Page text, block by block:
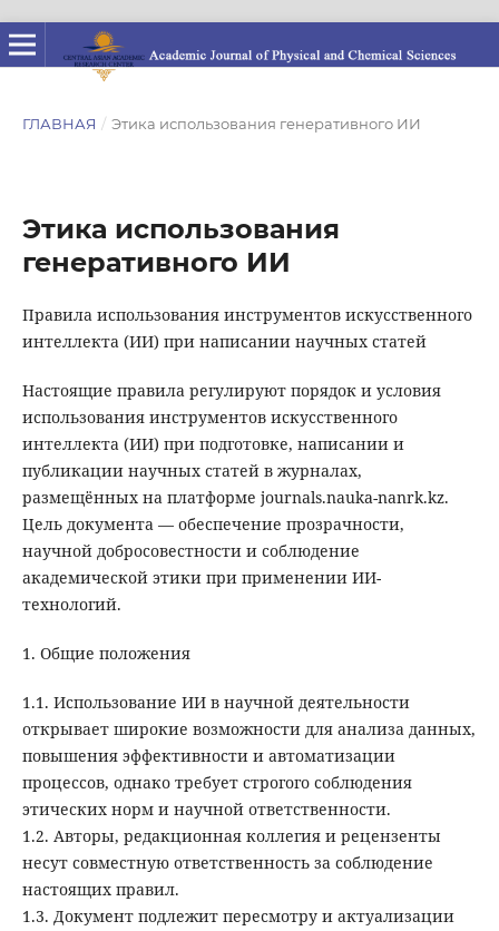
ГЛАВНАЯ / Этика использования генеративного ИИ
Этика использования
генеративного ИИ
Правила использования инструментов искусственного
интеллекта (ИИ) при написании научных статей
Настоящие правила регулируют порядок и условия
использования инструментов искусственного
интеллекта (ИИ) при подготовке, написании и
публикации научных статей в журналах,
размещённых на платформе journals.nauka-nanrk.kz.
Цель документа — обеспечение прозрачности,
научной добросовестности и соблюдение
академической этики при применении ИИ-
технологий.
1. Общие положения
1.1. Использование ИИ в научной деятельности
открывает широкие возможности для анализа данных,
повышения эффективности и автоматизации
процессов, однако требует строгого соблюдения
этических норм и научной ответственности.
1.2. Авторы, редакционная коллегия и рецензенты
несут совместную ответственность за соблюдение
настоящих правил.
1.3. Документ подлежит пересмотру и актуализации